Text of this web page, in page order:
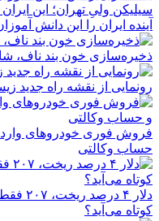
آینده ایران را این دانش
ذخیره‌سازی خون بند ناف،
رونمایی از نقشه راه جدید
حساب وکالتی
کوتاه می‌آید؟